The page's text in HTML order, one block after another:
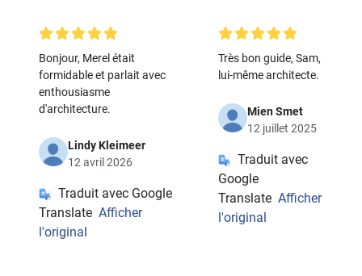
Bonjour, Merel était
formidable et parlait avec
enthousiasme
d'architecture.
Lindy Kleimeer
12 avril 2026
Traduit avec Google
Translate Afficher
l'original
Très bon guide, Sam,
lui-même architecte.
Mien Smet
12 juillet 2025
Traduit avec
Google
Translate Afficher
l'original